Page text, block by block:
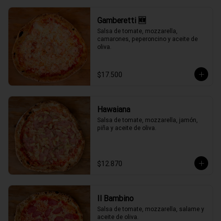
Gamberetti 🆕
Salsa de tomate, mozzarella,
camarones, peperoncino y aceite de
oliva.
$17.500
Hawaiana
Salsa de tomate, mozzarella, jamón,
piña y aceite de oliva.
$12.870
Il Bambino
Salsa de tomate, mozzarella, salame y
aceite de oliva.